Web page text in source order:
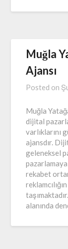
Muğla
Ajansı
Posted on
Muğla
dijital
varlıklarını
ajansdır.
geleneksel
rekabet
alanında